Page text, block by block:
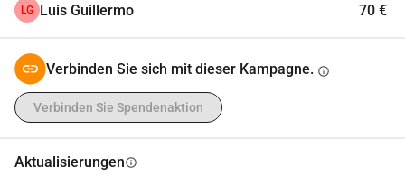
LG Luis Guillermo 70 €
Verbinden Sie sich mit dieser Kampagne. info
Verbinden Sie Spendenaktion
Aktualisierungeninfo